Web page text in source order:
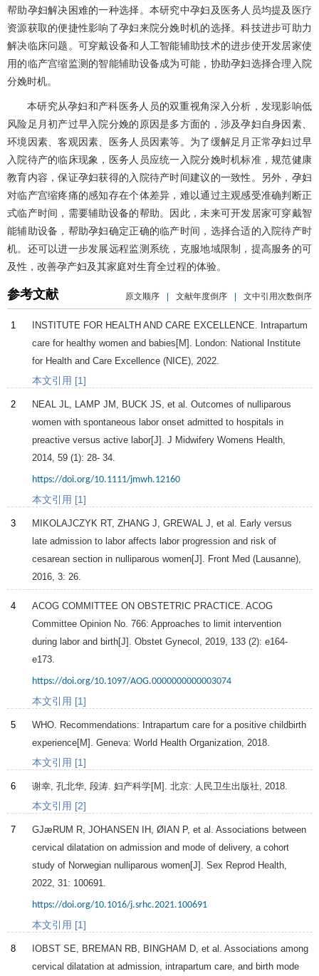
帮助孕妇解决困难的一种选择。本研究中孕妇及医务人员均提及医疗
资源获取的便捷性影响了孕妇来院分娩时机的选择。科技进步可助力
解决临床问题。可穿戴设备和人工智能辅助技术的进步使开发居家使
用的临产宫缩监测的智能辅助设备成为可能，协助孕妇选择合理入院
分娩时机。
本研究从孕妇和产科医务人员的双重视角深入分析，发现影响低
风险足月初产过早入院分娩的原因是多方面的，涉及孕妇自身因素、
环境因素、客观因素、医务人员因素等。为了缓解足月正常孕妇过早
入院待产的临床现象，医务人员应统一入院分娩时机标准，规范健康
教育内容，保证孕妇获得的入院待产时间建议的一致性。另外，孕妇
对临产宫缩疼痛的感知存在个体差异，难以通过主观感受准确判断正
式临产时间，需要辅助设备的帮助。因此，未来可开发居家可穿戴智
能辅助设备，帮助孕妇确定正确的临产时间，选择合适的入院待产时
机。还可以进一步发展远程监测系统，克服地域限制，提高服务的可
及性，改善孕产妇及其家庭对生育全过程的体验。
参考文献 原文顺序 文献年度倒序 文中引用次数倒序
1 INSTITUTE FOR HEALTH AND CARE EXCELLENCE. Intrapartum
care for healthy women and babies [M]. London: National Institute
for Health and Care Excellence (NICE), 2022.
本文引用 [1]
2
NEAL JL, LAMP JM, BUCK JS, et al. Outcomes of nulliparous
women with spontaneous labor onset admitted to hospitals in
preactive versus active labor[J]. J Midwifery Womens Health,
2014, 59 (1): 28- 34.
https://doi.org/10.1111/jmwh.12160
本文引用 [1]
3
MIKOLAJCZYK RT, ZHANG J, GREWAL J, et al. Early versus
late admission to labor affects labor progression and risk of
cesarean section in nulliparous women[J]. Front Med (Lausanne),
2016, 3: 26.
4
ACOG COMMITTEE ON OBSTETRIC PRACTICE. ACOG
Committee Opinion No. 766: Approaches to limit intervention
during labor and birth[J]. Obstet Gynecol , 2019, 133 (2): e164-
e173.
https://doi.org/10.1097/AOG.0000000000003074
本文引用 [1]
5 WHO. Recommendations: Intrapartum care for a positive childbirth
experience[M]. Geneva: World Health Organization, 2018.
本文引用 [1]
6 谢幸, 孔北华, 段涛. 妇产科学[M]. 北京: 人民卫生出版社, 2018.
本文引用 [2]
7
GJæRUM R, JOHANSEN IH, ØIAN P, et al. Associations between
cervical dilatation on admission and mode of delivery, a cohort
study of Norwegian nulliparous women[J]. Sex Reprod Health,
2022, 31: 100691.
https://doi.org/10.1016/j.srhc.2021.100691
本文引用 [1]
8
IOBST SE, BREMAN RB, BINGHAM D, et al. Associations among
cervical dilatation at admission, intrapartum care, and birth mode